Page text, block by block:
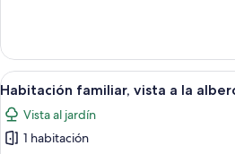
Queen
size,
baño
privado,
junto
doble
clásica,
1
cama
Queen
size,
Abrir
todas
las
fotos
1
Habitación familiar, vista a la
Vista al jardín
1 habitación